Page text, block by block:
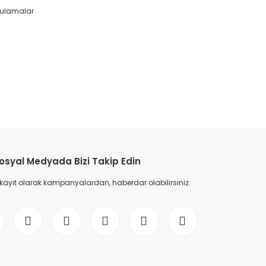
Medyada Bizi Takip Edin
olarak kampanyalardan, haberdar olabilirsiniz.